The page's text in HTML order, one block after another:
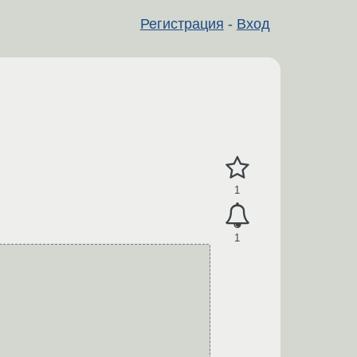
Регистрация - Вход
1
1